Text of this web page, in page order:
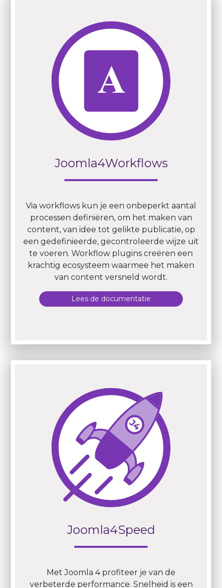
Joomla4Workflows
Via workflows kun je een onbeperkt aantal
processen definiëren, om het maken van
content, van idee tot gelikte publicatie, op
een gedefinieerde, gecontroleerde wijze uit
te voeren. Workflow plugins creëren een
krachtig ecosysteem waarmee het maken
van content versneld wordt.
Lees de documentatie
Joomla4Speed
Met Joomla 4 profiteer je van de
verbeterde performance. Snelheid is een